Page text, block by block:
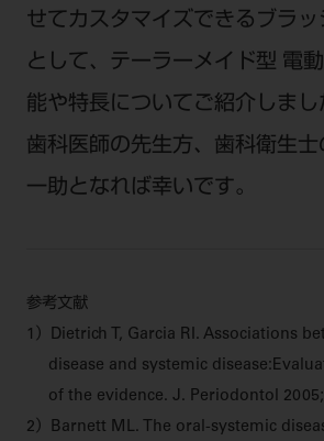
せてカスタマイズできるブラ
として、テーラーメイド型 電
能や特長についてご紹介しまし
歯科医師の先生方、歯科衛生
一助となれば幸いです。
参考文献
1）Dietrich T, Garcia RI. Associations
disease and systemic
of the evidence. J. Periodontol
2）Barnett ML. The oral-systemic